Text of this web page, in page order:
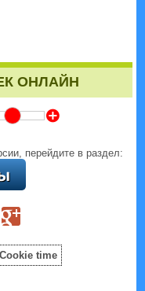
ОНЛАЙН
Z
перейдите в раздел:
time